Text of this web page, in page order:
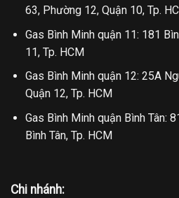
63, Phường 12, Quận 10, Tp.
Gas Bình Minh quận 11: 181
11, Tp. HCM
Gas Bình Minh quận 12: 25A
Quận 12, Tp. HCM
Gas Bình Minh quận Bình Tân:
Bình Tân, Tp. HCM
Chi nhánh: